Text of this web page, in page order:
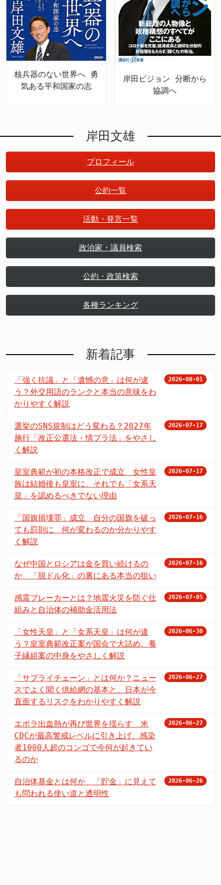
核兵器のない世界へ 勇
気ある平和国家の志
岸田ビジョン 分断から
協調へ
岸田文雄
プロフィール
公約一覧
活動・発言一覧
政治家・議員検索
公約・政策検索
各種ランキング
新着記事
「強く抗議」と「遺憾の意」は何が違
う？外交用語のランクと本当の意味をわ
かりやすく解説
2026-08-01
選挙のSNS規制はどう変わる？2027年
施行「改正公選法・情プラ法」をやさし
く解説
2026-07-17
皇室典範が初の本格改正で成立 女性皇
族は結婚後も皇室に、それでも「女系天
皇」を認めるべきでない理由
2026-07-17
「国旗損壊罪」成立 自分の国旗を破っ
ても罰則に 何が変わるのか分かりやす
く解説
2026-07-16
なぜ中国とロシアは金を買い続けるの
か 「脱ドル化」の裏にある本当の狙い
2026-07-16
感震ブレーカーとは？地震火災を防ぐ仕
組みと自治体の補助金活用法
2026-07-05
「女性天皇」と「女系天皇」は何が違
う？皇室典範改正案が国会で大詰め、養
子縁組案の中身をやさしく解説
2026-06-30
「サプライチェーン」とは何か？ニュー
スでよく聞く供給網の基本と、日本が今
直面するリスクをわかりやすく解説
2026-06-27
エボラ出血熱が再び世界を揺らす 米
CDCが最高警戒レベルに引き上げ、感染
者1000人超のコンゴで今何が起きてい
るのか
2026-06-27
自治体基金とは何か 「貯金」に見えて
も問われる使い道と透明性
2026-06-26